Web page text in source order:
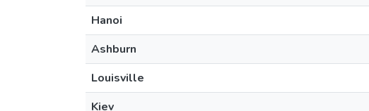
Hanoi
Ashburn
Louisville
Kiev